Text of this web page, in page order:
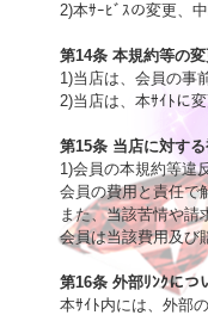
2)本ｻｰﾋﾞｽの変更、
第14条 本規約等の
1)当店は、会員の事
2)当店は、本ｻｲﾄに
第15条 当店に対す
1)会員の本規約等違
会員の費用と責任で
また、当該苦情や請
会員は当該費用及び
第16条 外部ﾘﾝｸにつ
本ｻｲﾄ内には、外部